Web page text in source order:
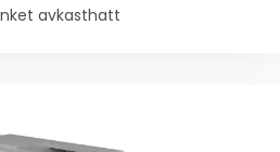
avkasthatt